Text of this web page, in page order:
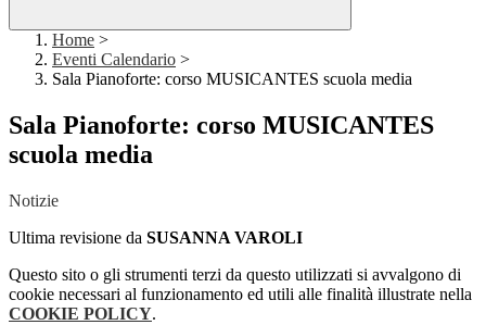
Home >
Eventi Calendario >
Sala Pianoforte: corso MUSICANTES scuola media
Sala Pianoforte: corso MUSICANTES
scuola media
Notizie
Ultima revisione da SUSANNA VAROLI
Questo sito o gli strumenti terzi da questo utilizzati si avvalgono di
cookie necessari al funzionamento ed utili alle finalità illustrate nella
COOKIE POLICY.